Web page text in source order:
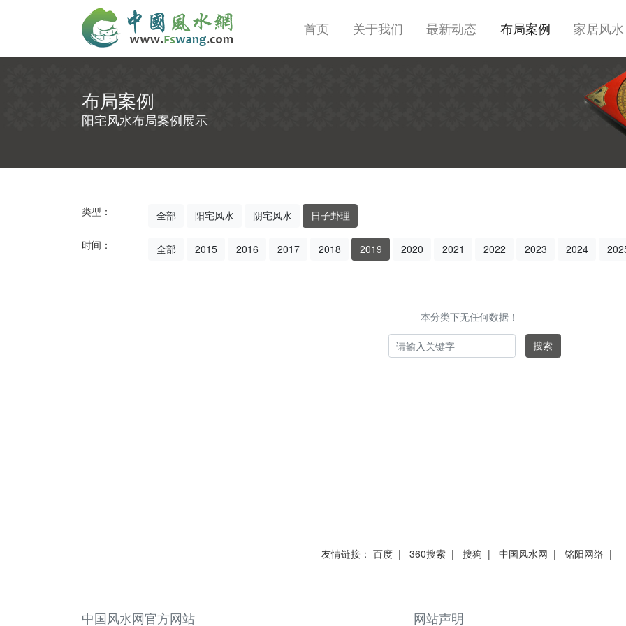
首页 关于我们 最新动态 布局案例 家居风水
布局案例
阳宅风水布局案例展示
类型： 全部 阳宅风水 阴宅风水 日子卦理
时间： 全部 2015 2016 2017 2018 2019 2020 2021 2022 2023 2024
本分类下无任何数据！
搜索
友情链接： 百度 | 360搜索 | 搜狗 | 中国风水网 | 铭阳网络 |
中国风水网官方网站 网站声明